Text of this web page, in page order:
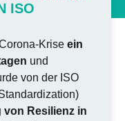
ISO
Krise ein
und
von der ISO
von Resilienz in